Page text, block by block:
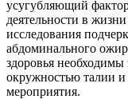
усугубляющий фактор
деятельности в
исследования
абдоминального
здоровья
окружностью талии и
мероприятия.